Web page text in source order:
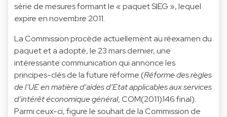
série de mesures formant le « paquet SIEG », lequel
expire en novembre 2011.
La Commission procède actuellement au réexamen du
paquet et a adopté, le 23 mars dernier, une
intéressante communication qui annonce les
principes-clés de la future réforme (Réforme des règles
de l’UE en matière d’aides d’Etat applicables aux services
d’intérêt économique général, COM(2011)146 final).
Parmi ceux-ci, figure le souhait de la Commission de